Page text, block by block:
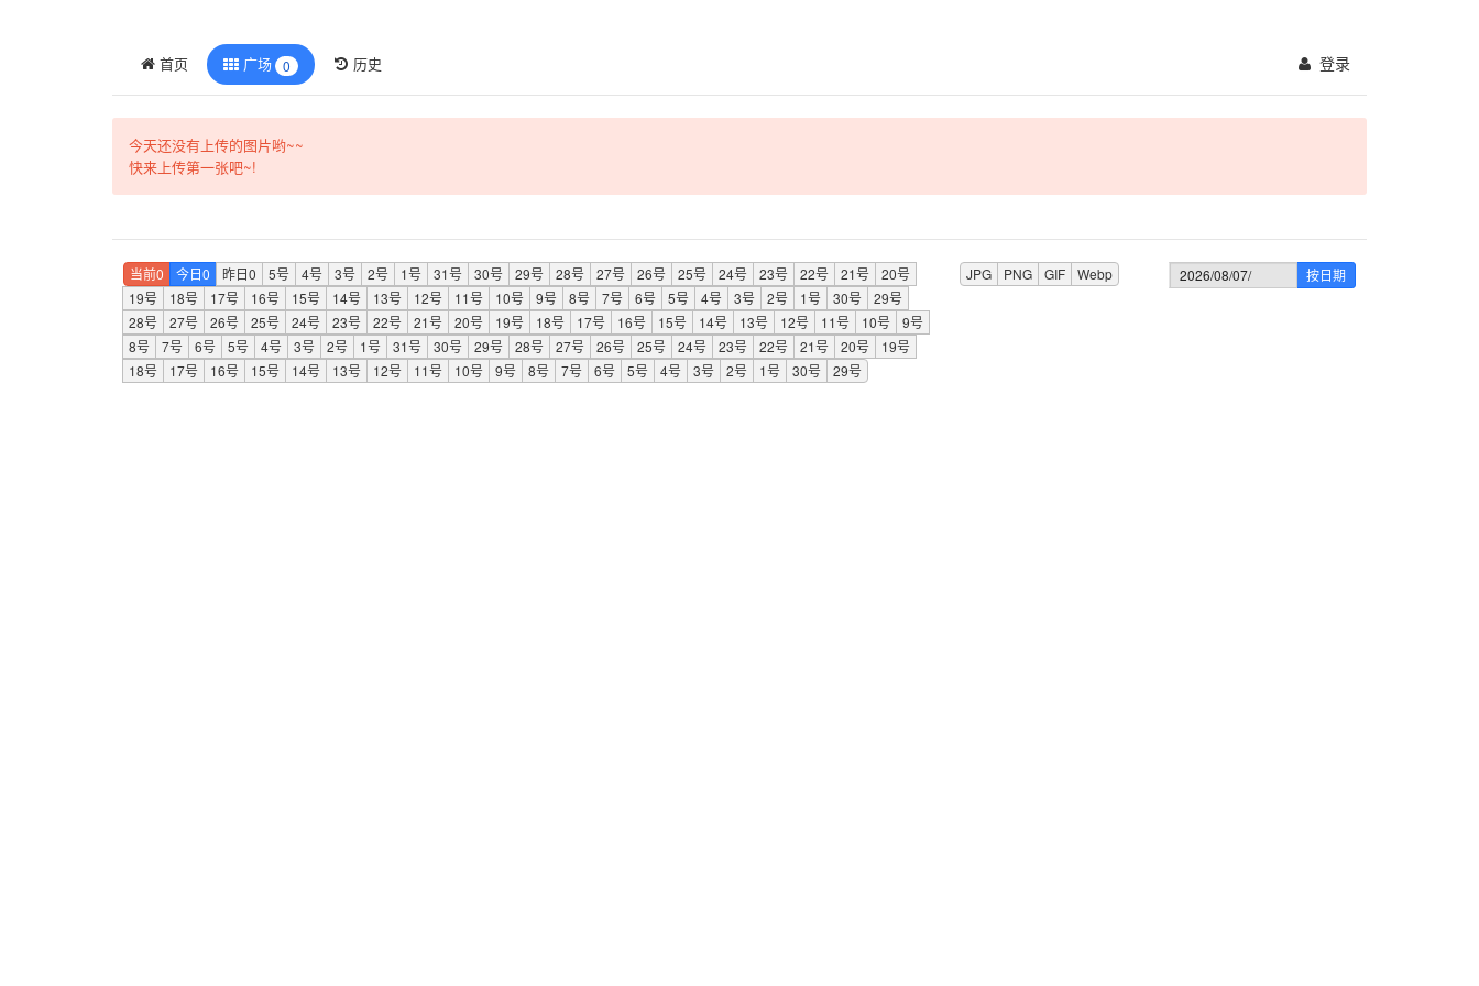
首页 广场 0 历史 登录
今天还没有上传的图片哟~~
快来上传第一张吧~!
当前0 今日0 昨日0 5号 4号 3号 2号 1号 31号 30号 29号 28号 27号 26号 25号 24号 23号 22号 21号
20号
19号
18号 17号 16号 15号 14号 13号 12号 11号 10号 9号 8号 7号 6号 5号 4号 3号 2号 1号 30号
29号
28号
27号 26号 25号 24号 23号 22号 21号 20号 19号 18号 17号 16号 15号 14号 13号 12号 11号 10号
9号
8号
7号 6号 5号 4号 3号 2号 1号 31号 30号 29号 28号 27号 26号 25号 24号 23号 22号 21号 20号
19号
18号
17号 16号 15号 14号 13号 12号 11号 10号 9号 8号 7号 6号 5号 4号 3号 2号 1号 30号 29号
JPG PNG GIF Webp 按日期